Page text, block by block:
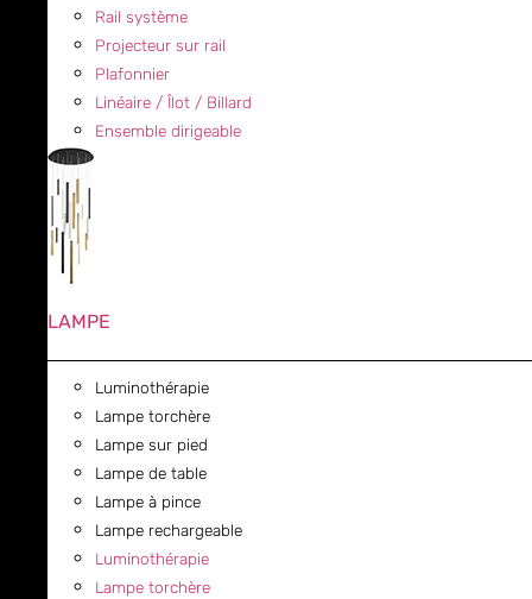
Rail système
Projecteur sur rail
Plafonnier
Linéaire / Îlot / Billard
Ensemble dirigeable
LAMPE
Luminothérapie
Lampe torchère
Lampe sur pied
Lampe de table
Lampe à pince
Lampe rechargeable
Luminothérapie
Lampe torchère